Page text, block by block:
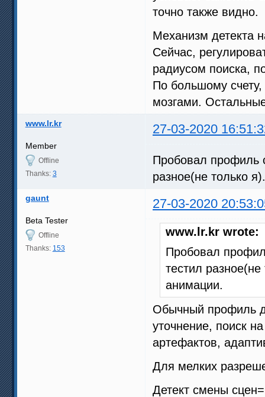
точно также видно.
Механизм детекта
Сейчас,
радиусом поиска,
По большому
мозгами.
www.lr.kr 27-03-2020
Member
Offline
Thanks: 3
Пробовал профиль
разное(не только
gaunt 27-03-2020
Beta Tester
Offline
Thanks: 153
www.lr.kr wrote:
Пробовал
тестил
анимации.
Обычный профиль
уточнение, поиск
артефактов,
Для мелких
Детект смены